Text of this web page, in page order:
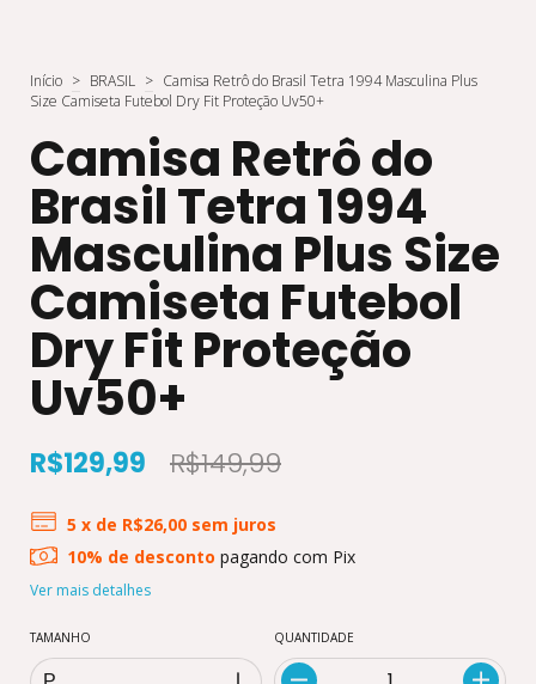
Início > BRASIL > Camisa Retrô do Brasil Tetra 1994 Masculina Plus
Size Camiseta Futebol Dry Fit Proteção Uv50+
Camisa Retrô do
Brasil Tetra 1994
Masculina Plus Size
Camiseta Futebol
Dry Fit Proteção
Uv50+
R$129,99 R$149,99
5 x de R$26,00 sem juros
10% de desconto pagando com Pix
Ver mais detalhes
TAMANHO QUANTIDADE